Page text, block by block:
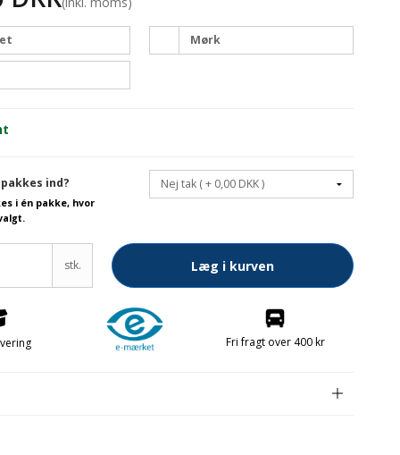
Køkkenskeer
FREE
Mørk
ind?
i én pakke, hvor
stk. Læg i kurven
Fri fragt over 400 kr